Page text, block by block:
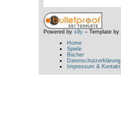
Powered by s9y– Template by
Home
Spiele
Bücher
Datenschutzerklärung
Impressum & Kontakt